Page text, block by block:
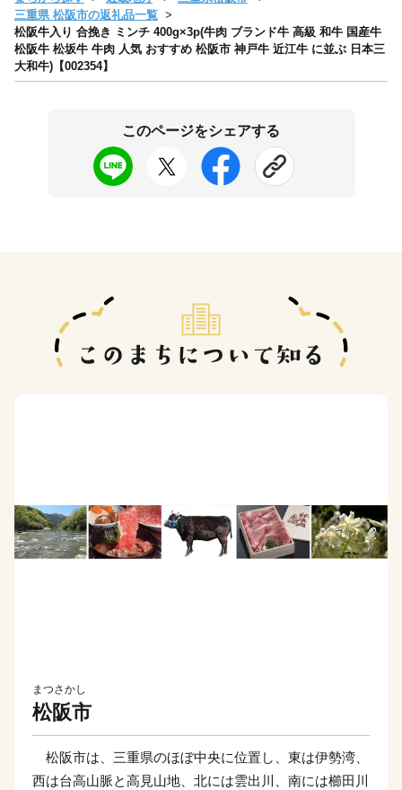
三重県 松阪市の返礼品一覧
松阪牛入り 合挽き ミンチ 400g×3p(牛肉 ブランド牛 高級 和牛 国産牛
松阪牛 松坂牛 牛肉 人気 おすすめ 松阪市 神戸牛 近江牛 に並ぶ 日本三
大和牛)【002354】
このページをシェアする
まつさかし
松阪市
松阪市は、三重県のほぼ中央に位置し、東は伊勢湾、
西は台高山脈と高見山地、北には雲出川、南には櫛田川